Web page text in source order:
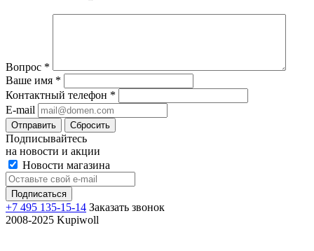
Вопрос *
Ваше имя *
Контактный телефон *
E-mail
Отправить Сбросить
Подписывайтесь
на новости и акции
Новости магазина
+7 495 135-15-14 Заказать звонок
2008-2025 Kupiwoll